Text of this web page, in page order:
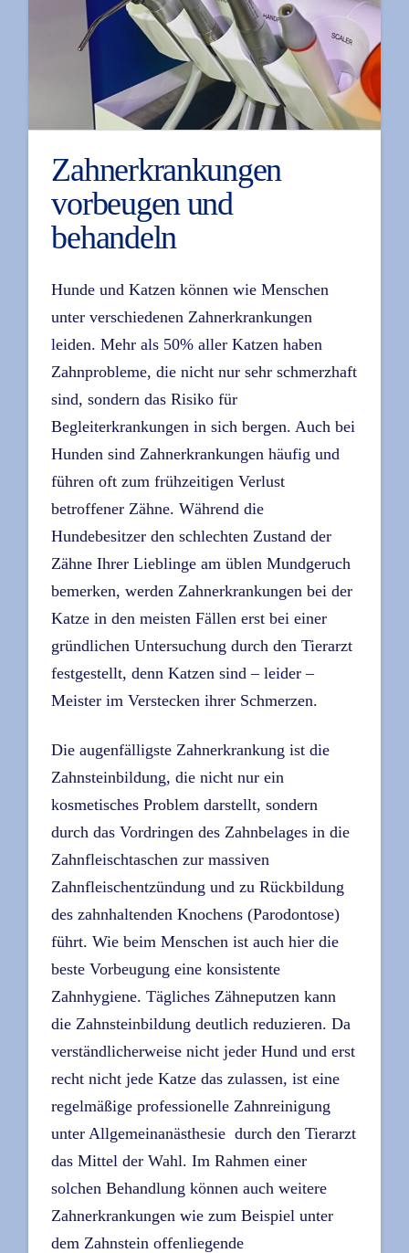
Zahnerkrankungen
vorbeugen und
behandeln
Hunde und Katzen können wie Menschen
unter verschiedenen Zahnerkrankungen
leiden. Mehr als 50% aller Katzen haben
Zahnprobleme, die nicht nur sehr schmerzhaft
sind, sondern das Risiko für
Begleiterkrankungen in sich bergen. Auch bei
Hunden sind Zahnerkrankungen häufig und
führen oft zum frühzeitigen Verlust
betroffener Zähne. Während die
Hundebesitzer den schlechten Zustand der
Zähne Ihrer Lieblinge am üblen Mundgeruch
bemerken, werden Zahnerkrankungen bei der
Katze in den meisten Fällen erst bei einer
gründlichen Untersuchung durch den Tierarzt
festgestellt, denn Katzen sind – leider –
Meister im Verstecken ihrer Schmerzen.
Die augenfälligste Zahnerkrankung ist die
Zahnsteinbildung, die nicht nur ein
kosmetisches Problem darstellt, sondern
durch das Vordringen des Zahnbelages in die
Zahnfleischtaschen zur massiven
Zahnfleischentzündung und zu Rückbildung
des zahnhaltenden Knochens (Parodontose)
führt. Wie beim Menschen ist auch hier die
beste Vorbeugung eine konsistente
Zahnhygiene. Tägliches Zähneputzen kann
die Zahnsteinbildung deutlich reduzieren. Da
verständlicherweise nicht jeder Hund und erst
recht nicht jede Katze das zulassen, ist eine
regelmäßige professionelle Zahnreinigung
unter Allgemeinanästhesie durch den Tierarzt
das Mittel der Wahl. Im Rahmen einer
solchen Behandlung können auch weitere
Zahnerkrankungen wie zum Beispiel unter
dem Zahnstein offenliegende